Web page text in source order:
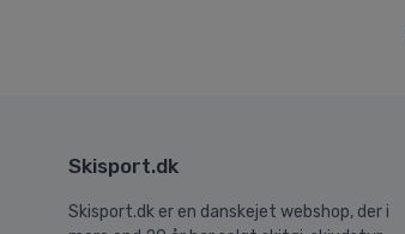
Skisport.dk
Skisport.dk er en danskejet webshop, der i